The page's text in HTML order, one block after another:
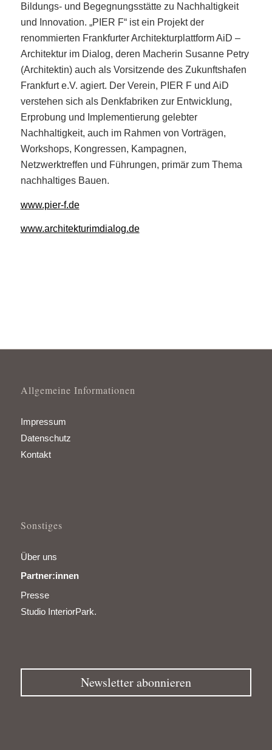
Bildungs- und Begegnungsstätte zu Nachhaltigkeit
und Innovation. „PIER F“ ist ein Projekt der
renommierten Frankfurter Architekturplattform AiD –
Architektur im Dialog, deren Macherin Susanne Petry
(Architektin) auch als Vorsitzende des Zukunftshafen
Frankfurt e.V. agiert. Der Verein, PIER F und AiD
verstehen sich als Denkfabriken zur Entwicklung,
Erprobung und Implementierung gelebter
Nachhaltigkeit, auch im Rahmen von Vorträgen,
Workshops, Kongressen, Kampagnen,
Netzwerktreffen und Führungen, primär zum Thema
nachhaltiges Bauen.
www.pier-f.de
www.architekturimdialog.de
Allgemeine Informationen
Impressum
Datenschutz
Kontakt
Sonstiges
Über uns
Partner:innen
Presse
Studio InteriorPark.
Newsletter abonnieren